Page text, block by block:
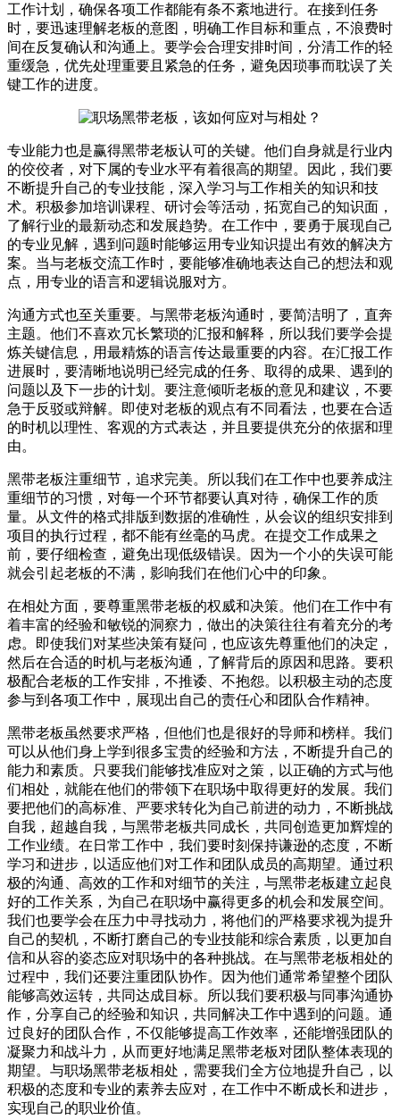
工作计划，确保各项工作都能有条不紊地进行。在接到任务
时，要迅速理解老板的意图，明确工作目标和重点，不浪费时
间在反复确认和沟通上。要学会合理安排时间，分清工作的轻
重缓急，优先处理重要且紧急的任务，避免因琐事而耽误了关
键工作的进度。
专业能力也是赢得黑带老板认可的关键。他们自身就是行业内
的佼佼者，对下属的专业水平有着很高的期望。因此，我们要
不断提升自己的专业技能，深入学习与工作相关的知识和技
术。积极参加培训课程、研讨会等活动，拓宽自己的知识面，
了解行业的最新动态和发展趋势。在工作中，要勇于展现自己
的专业见解，遇到问题时能够运用专业知识提出有效的解决方
案。当与老板交流工作时，要能够准确地表达自己的想法和观
点，用专业的语言和逻辑说服对方。
沟通方式也至关重要。与黑带老板沟通时，要简洁明了，直奔
主题。他们不喜欢冗长繁琐的汇报和解释，所以我们要学会提
炼关键信息，用最精炼的语言传达最重要的内容。在汇报工作
进展时，要清晰地说明已经完成的任务、取得的成果、遇到的
问题以及下一步的计划。要注意倾听老板的意见和建议，不要
急于反驳或辩解。即使对老板的观点有不同看法，也要在合适
的时机以理性、客观的方式表达，并且要提供充分的依据和理
由。
黑带老板注重细节，追求完美。所以我们在工作中也要养成注
重细节的习惯，对每一个环节都要认真对待，确保工作的质
量。从文件的格式排版到数据的准确性，从会议的组织安排到
项目的执行过程，都不能有丝毫的马虎。在提交工作成果之
前，要仔细检查，避免出现低级错误。因为一个小的失误可能
就会引起老板的不满，影响我们在他们心中的印象。
在相处方面，要尊重黑带老板的权威和决策。他们在工作中有
着丰富的经验和敏锐的洞察力，做出的决策往往有着充分的考
虑。即使我们对某些决策有疑问，也应该先尊重他们的决定，
然后在合适的时机与老板沟通，了解背后的原因和思路。要积
极配合老板的工作安排，不推诿、不抱怨。以积极主动的态度
参与到各项工作中，展现出自己的责任心和团队合作精神。
黑带老板虽然要求严格，但他们也是很好的导师和榜样。我们
可以从他们身上学到很多宝贵的经验和方法，不断提升自己的
能力和素质。只要我们能够找准应对之策，以正确的方式与他
们相处，就能在他们的带领下在职场中取得更好的发展。我们
要把他们的高标准、严要求转化为自己前进的动力，不断挑战
自我，超越自我，与黑带老板共同成长，共同创造更加辉煌的
工作业绩。在日常工作中，我们要时刻保持谦逊的态度，不断
学习和进步，以适应他们对工作和团队成员的高期望。通过积
极的沟通、高效的工作和对细节的关注，与黑带老板建立起良
好的工作关系，为自己在职场中赢得更多的机会和发展空间。
我们也要学会在压力中寻找动力，将他们的严格要求视为提升
自己的契机，不断打磨自己的专业技能和综合素质，以更加自
信和从容的姿态应对职场中的各种挑战。在与黑带老板相处的
过程中，我们还要注重团队协作。因为他们通常希望整个团队
能够高效运转，共同达成目标。所以我们要积极与同事沟通协
作，分享自己的经验和知识，共同解决工作中遇到的问题。通
过良好的团队合作，不仅能够提高工作效率，还能增强团队的
凝聚力和战斗力，从而更好地满足黑带老板对团队整体表现的
期望。与职场黑带老板相处，需要我们全方位地提升自己，以
积极的态度和专业的素养去应对，在工作中不断成长和进步，
实现自己的职业价值。